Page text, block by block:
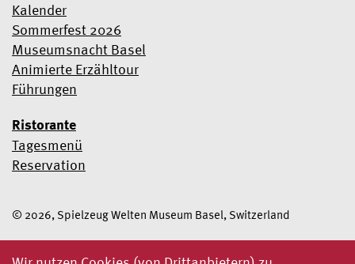
Kalender
Sommerfest 2026
Museumsnacht Basel
Animierte Erzähltour
Führungen
Ristorante
Tagesmenü
Reservation
© 2026, Spielzeug Welten Museum Basel, Switzerland